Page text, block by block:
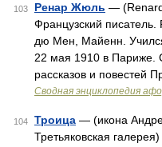
103 Ренар Жюль —
Французский
дю Мен, Майенн.
22 мая 1910 в Париже.
рассказов и повестей
Сводная энциклопедия
104 Троица — (икона
Третьяковская галерея)